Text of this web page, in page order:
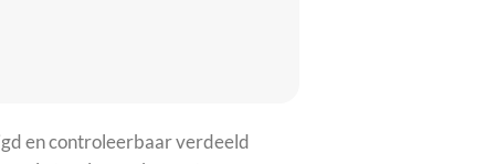
en controleerbaar verdeeld